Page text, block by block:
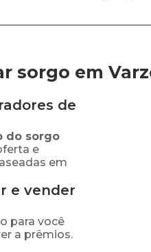
sorgo em
de
do sorgo
e
em
e vender
para você
a prêmios.